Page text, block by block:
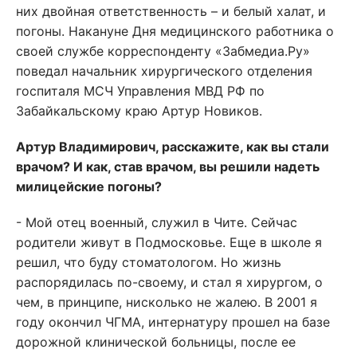
них двойная ответственность – и белый халат, и
погоны. Накануне Дня медицинского работника о
своей службе корреспонденту «Забмедиа.Ру»
поведал начальник хирургического отделения
госпиталя МСЧ Управления МВД РФ по
Забайкальскому краю Артур Новиков.
Артур Владимирович, расскажите, как вы стали
врачом? И как, став врачом, вы решили надеть
милицейские погоны?
- Мой отец военный, служил в Чите. Сейчас
родители живут в Подмосковье. Еще в школе я
решил, что буду стоматологом. Но жизнь
распорядилась по-своему, и стал я хирургом, о
чем, в принципе, нисколько не жалею. В 2001 я
году окончил ЧГМА, интернатуру прошел на базе
дорожной клинической больницы, после ее